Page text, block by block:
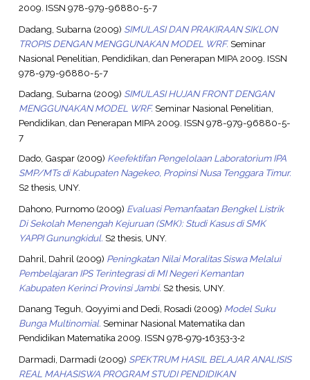
2009. ISSN 978-979-96880-5-7
Dadang, Subarna (2009) SIMULASI DAN PRAKIRAAN SIKLON
TROPIS DENGAN MENGGUNAKAN MODEL WRF.Seminar
Nasional Penelitian, Pendidikan, dan Penerapan MIPA 2009. ISSN
978-979-96880-5-7
Dadang, Subarna (2009) SIMULASI HUJAN FRONT DENGAN
MENGGUNAKAN MODEL WRF.Seminar Nasional Penelitian,
Pendidikan, dan Penerapan MIPA 2009. ISSN 978-979-96880-5-
7
Dado, Gaspar(2009) Keefektifan Pengelolaan Laboratorium IPA
SMP/MTs di Kabupaten Nagekeo, Propinsi Nusa Tenggara Timur.
S2 thesis, UNY.
Dahono, Purnomo(2009) Evaluasi Pemanfaatan Bengkel Listrik
Di Sekolah Menengah Kejuruan (SMK): Studi Kasus di SMK
YAPPI Gunungkidul. S2 thesis, UNY.
Dahril, Dahril (2009) Peningkatan Nilai Moralitas Siswa Melalui
Pembelajaran IPS Terintegrasi di MI Negeri Kemantan
Kabupaten Kerinci Provinsi Jambi. S2 thesis, UNY.
Danang Teguh, Qoyyimi and Dedi, Rosadi (2009) Model Suku
Bunga Multinomial. Seminar Nasional Matematika dan
Pendidikan Matematika 2009. ISSN 978‐979‐16353‐3‐2
Darmadi, Darmadi (2009) SPEKTRUM HASIL BELAJAR ANALISIS
REAL MAHASISWA PROGRAM STUDI PENDIDIKAN